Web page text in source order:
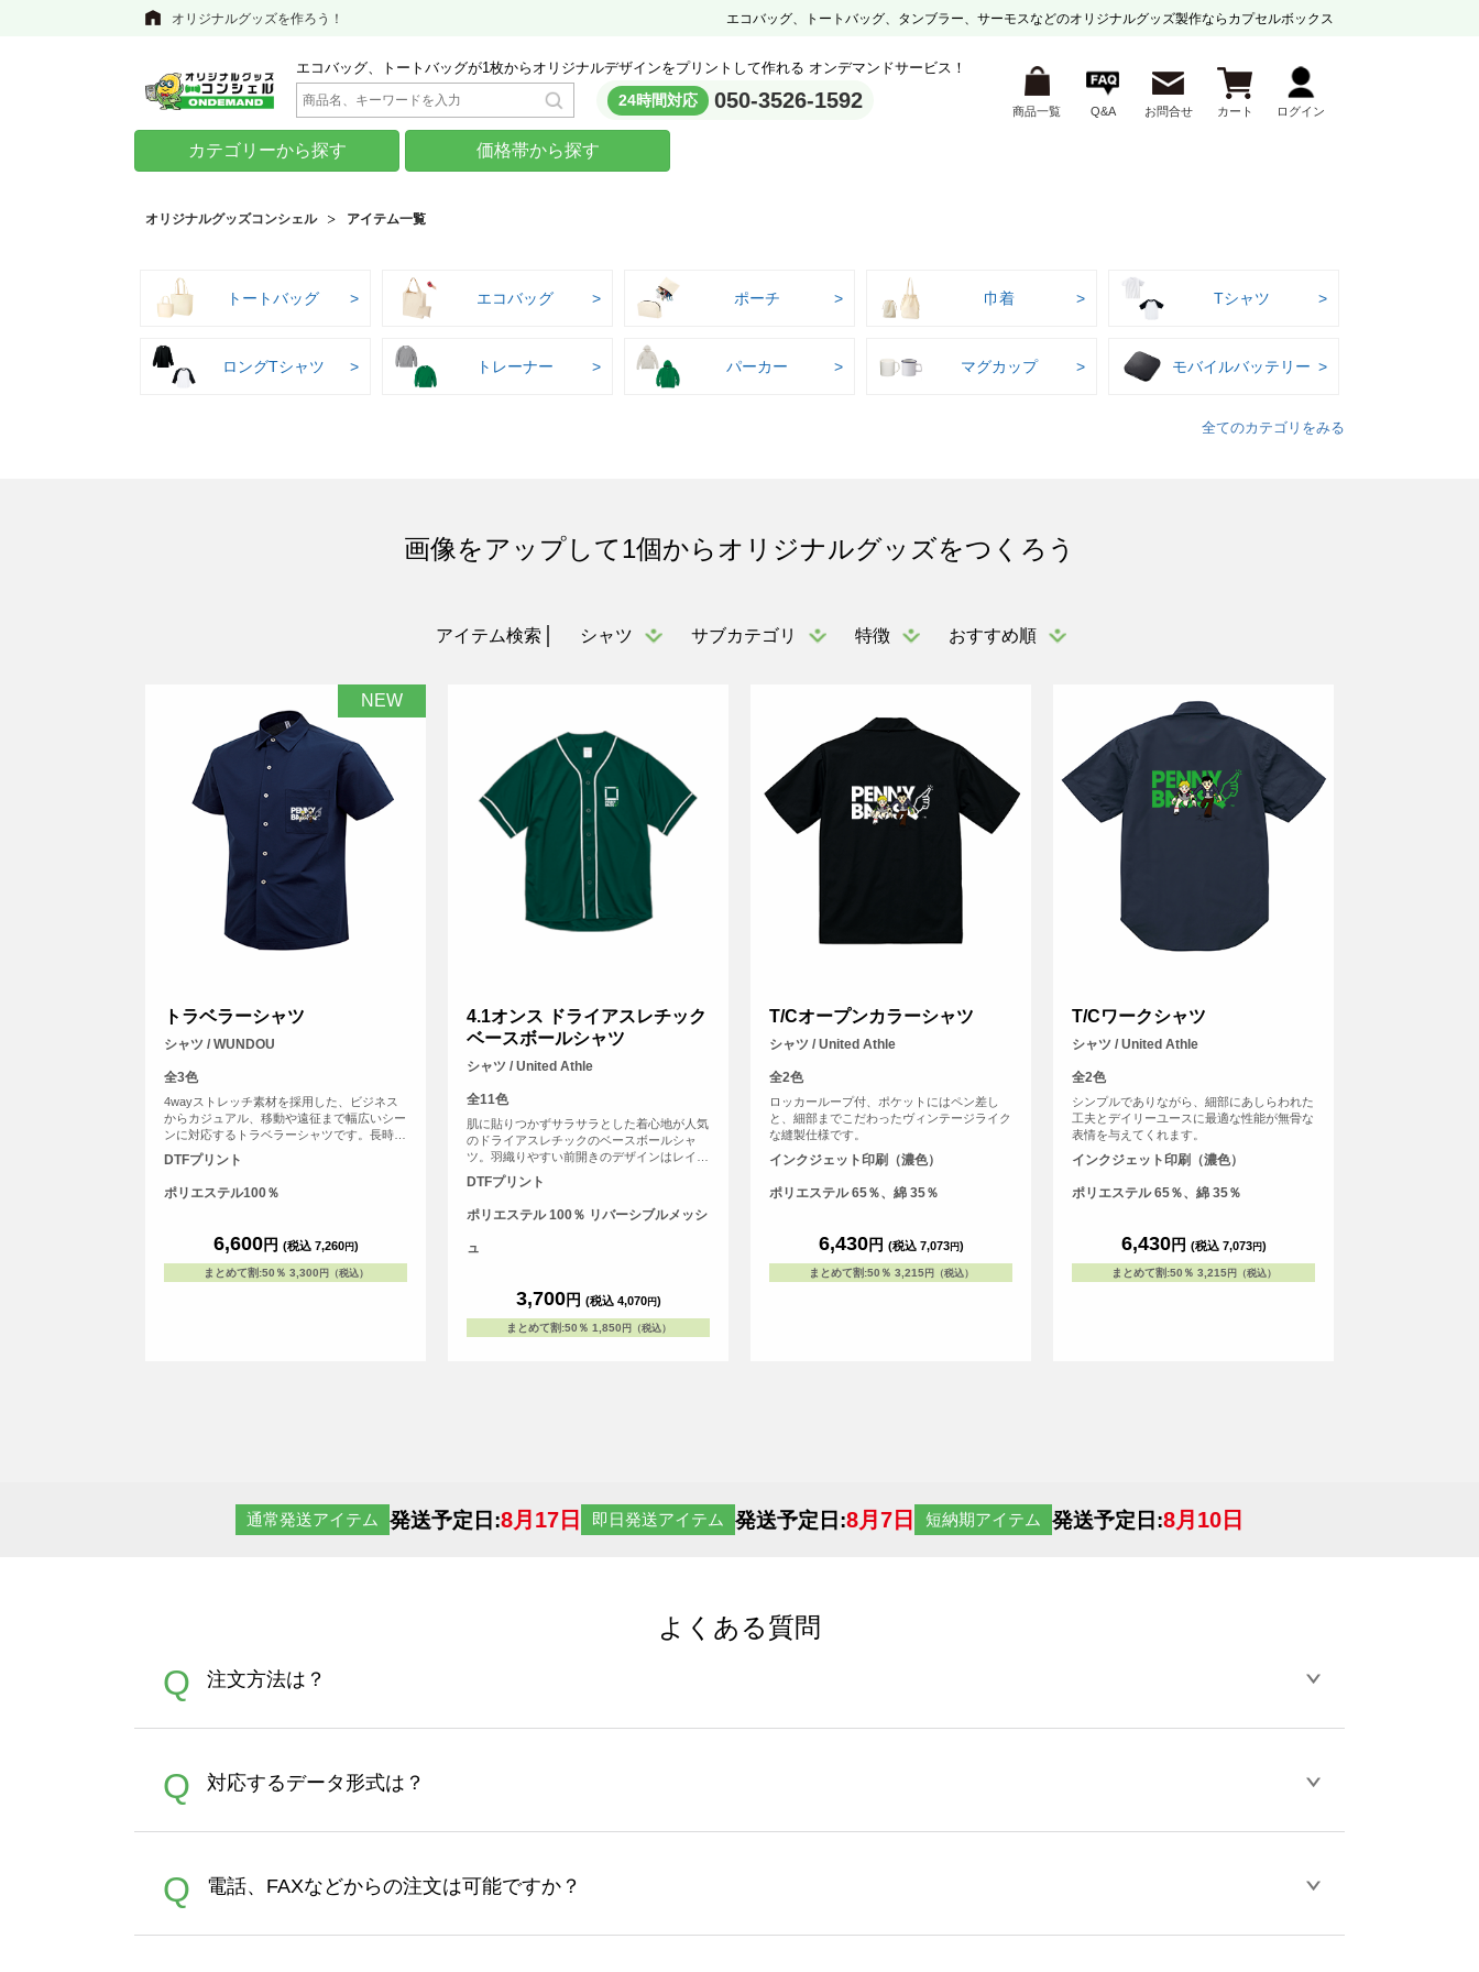
オリジナルグッズを作ろう！ エコバッグ、トートバッグ、タンブラー、サーモスなどのオリジナルグッズ製作ならカプセルボックス
エコバッグ、トートバッグが1枚からオリジナルデザインをプリントして作れる オンデマンドサービス！
24時間対応 050-3526-1592 商品一覧 Q&A お問合せ カート ログイン
カテゴリーから探す 価格帯から探す
オリジナルグッズコンシェル アイテム一覧
トートバッグ エコバッグ ポーチ 巾着 Tシャツ
ロングTシャツ トレーナー パーカー マグカップ モバイルバッテリー
全てのカテゴリをみる
画像をアップして1個からオリジナルグッズをつくろう
アイテム検索 シャツ サブカテゴリ 特徴 おすすめ順
NEW
トラベラーシャツ
シャツ / WUNDOU
全3色
4wayストレッチ素材を採用した、ビジネス
からカジュアル、移動や遠征まで幅広いシー
ンに対応するトラベラーシャツです。長時間
の移動や着用でもストレスを感じにくく、快
適な着心地をキープします。 素材にはポリ
エステル100％を使用し、吸汗速乾性に優れ
ているため、汗ばむ季節でもさらりとした着
DTFプリント
ポリエステル100％
6,600円 (税込 7,260円)
まとめて割:50％ 3,300 円（税込）
4.1オンス ドライアスレチック
ベースボールシャツ
シャツ / United Athle
全11色
肌に貼りつかずサラサラとした着心地が人気
のドライアスレチックのベースボールシャ
ツ。羽織りやすい前開きのデザインはレイヤ
ードスタイルもしやすく様々なシーンで活躍
できます。Tシャツとは一味違う個性的な印
象と、ドライシリーズ特有のキレイな発色も
特長です。充実のサイズとカラー展開でチー
です。世界に1つだけの自分たちのオリジナ
DTFプリント
ポリエステル 100％ リバーシブルメッシ
ュ
3,700円 (税込 4,070円)
まとめて割:50％ 1,850 円（税込）
T/Cオープンカラーシャツ
シャツ / United Athle
全2色
ロッカーループ付、ポケットにはペン差し
と、細部までこだわったヴィンテージライク
な縫製仕様です。
インクジェット印刷（濃色）
ポリエステル 65％、綿 35％
6,430円 (税込 7,073円)
まとめて割:50％ 3,215円（税込）
T/Cワークシャツ
シャツ / United Athle
全2色
シンプルでありながら、細部にあしらわれた
工夫とデイリーユースに最適な性能が無骨な
表情を与えてくれます。
インクジェット印刷（濃色）
ポリエステル 65％、綿 35％
6,430円 (税込 7,073円)
まとめて割:50％ 3,215円（税込）
通常発送アイテム 発送予定日:8月17日 即日発送アイテム 発送予定日:8月7日 短納期アイテム 発送予定日:8月10日
よくある質問
Q 注文方法は？
A
す。 30枚以上やシルク印刷など、大口注文の場合は、サポートが担当する
さい。製作する数量が多ければ多いほど、オンデマンドサービスよりも低価格で製作することが可能です。
Q 対応するデータ形式は？
A
ズは、20MBです。デジカメやスマホで撮影した写真などもアップロード可能です。使用できない画像はエラーになります。（※
Illustratorからの直接入稿には対応していません。AIで保存し、デザインツールからアップロードして下さい）
Q 電話、FAXなどからの注文は可能ですか？